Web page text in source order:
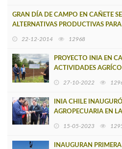
GRAN DÍA DE CAMPO EN CAÑETE
ALTERNATIVAS PRODUCTIVAS
22-12-2014 12968
PROYECTO INIA EN
ACTIVIDADES
27-10-2022
INIA CHILE
AGROPECUARIA EN
15-05-2023
INAUGURAN